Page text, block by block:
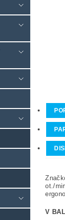
ot./
V